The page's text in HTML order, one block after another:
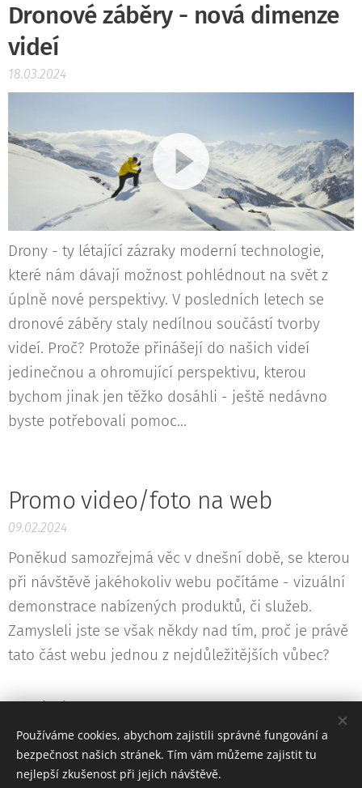
Dronové záběry - nová dimenze
videí
18.03.2024
Drony - ty létající zázraky moderní technologie,
které nám dávají možnost pohlédnout na svět z
úplně nové perspektivy. V posledních letech se
dronové záběry staly nedílnou součástí tvorby
videí. Proč? Protože přinášejí do našich videí
jedinečnou a ohromující perspektivu, kterou
bychom jinak jen těžko dosáhli - ještě nedávno
byste potřebovali pomoc...
Promo video/foto na web
09.02.2024
Poněkud samozřejmá věc v dnešní době, se kterou
při návštěvě jakéhokoliv webu počítáme - vizuální
demonstrace nabízených produktů, či služeb.
Zamysleli jste se však někdy nad tím, proč je právě
tato část webu jednou z nejdůležitějších vůbec?
© 2026 Dody Production
Používáme cookies, abychom zajistili správné fungování a
bezpečnost našich stránek. Tím vám můžeme zajistit tu
nejlepší zkušenost při jejich návštěvě.